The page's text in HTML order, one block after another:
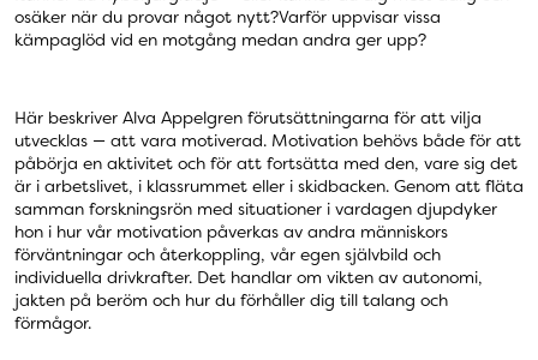
osäker när du provar något nytt?Varför uppvisar vissa
kämpaglöd vid en motgång medan andra ger upp?
Här beskriver Alva Appelgren förutsättningarna för att vilja
utvecklas — att vara motiverad. Motivation behövs både för att
påbörja en aktivitet och för att fortsätta med den, vare sig det
är i arbetslivet, i klassrummet eller i skidbacken. Genom att fläta
samman forskningsrön med situationer i vardagen djupdyker
hon i hur vår motivation påverkas av andra människors
förväntningar och återkoppling, vår egen självbild och
individuella drivkrafter. Det handlar om vikten av autonomi,
jakten på beröm och hur du förhåller dig till talang och
förmågor.